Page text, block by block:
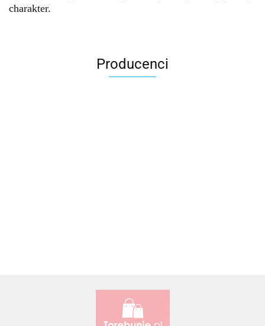
charakter.
Producenci
Alessandro Paoli